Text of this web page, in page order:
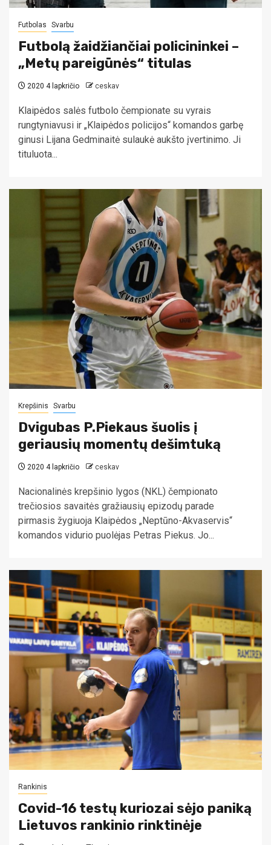
Futbolas Svarbu
Futbolą žaidžiančiai policininkei –
„Metų pareigūnės“ titulas
2020 4 lapkričio ceskav
Klaipėdos salės futbolo čempionate su vyrais
rungtyniavusi ir „Klaipėdos policijos“ komandos garbę
ginusi Lijana Gedminaitė sulaukė aukšto įvertinimo. Ji
tituluota...
Krepšinis Svarbu
Dvigubas P.Piekaus šuolis į
geriausių momentų dešimtuką
2020 4 lapkričio ceskav
Nacionalinės krepšinio lygos (NKL) čempionato
trečiosios savaitės gražiausių epizodų parade
pirmasis žygiuoja Klaipėdos „Neptūno-Akvaservis“
komandos vidurio puolėjas Petras Piekus. Jo...
Rankinis
Covid-16 testų kuriozai sėjo paniką
Lietuvos rankinio rinktinėje